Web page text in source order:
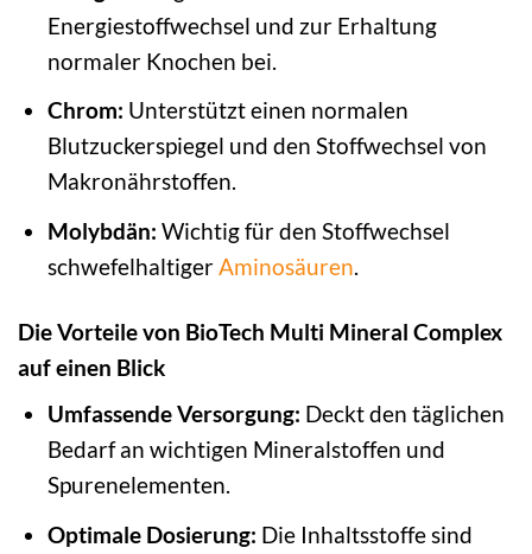
Energiestoffwechsel und zur Erhaltung
normaler Knochen bei.
Chrom: Unterstützt einen normalen
Blutzuckerspiegel und den Stoffwechsel von
Makronährstoffen.
Molybdän: Wichtig für den Stoffwechsel
schwefelhaltigerAminosäuren.
Die Vorteile von BioTech Multi Mineral Complex
auf einen Blick
Umfassende Versorgung: Deckt den täglichen
Bedarf an wichtigen Mineralstoffen und
Spurenelementen.
Optimale Dosierung: Die Inhaltsstoffe sind